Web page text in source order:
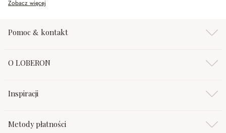
Zobacz więcej
Pomoc & kontakt
O LOBERON
Inspiracji
Metody płatności